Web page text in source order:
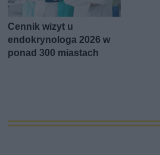
Cennik wizyt u
endokrynologa 2026 w
ponad 300 miastach